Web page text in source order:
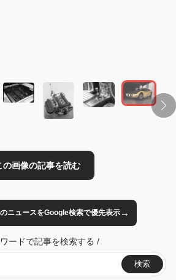
ニュースをGoogle検索で優先表示→
ードで記事を検索する /
検索